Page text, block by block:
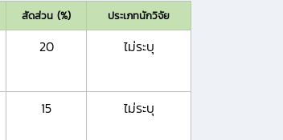
สัดส่วน (%) ประเภทนักวิจัย
20 ไม่ระบุ
15 ไม่ระบุ